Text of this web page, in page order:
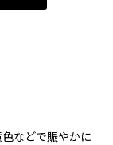
などで賑やかに